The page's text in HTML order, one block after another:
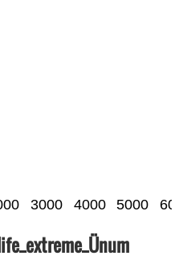
3000 4000 5000